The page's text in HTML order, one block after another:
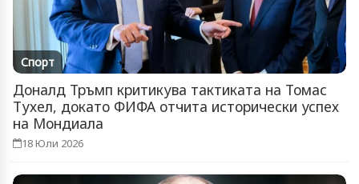
Спорт
Доналд Тръмп критикува тактиката на Томас
Тухел, докато ФИФА отчита исторически успех
на Мондиала
18 Юли 2026